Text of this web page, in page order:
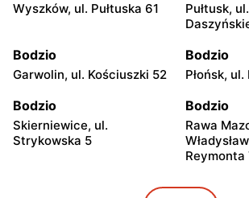
Wyszków, ul. Pułtuska 61
Pułtusk,
Bodzio
Garwolin, ul. Kościuszki 52
Bodzio
Płońsk,
Bodzio
Skierniewice, ul.
Strykowska 5
Bodzio
Rawa
Reymonta
Bodzio